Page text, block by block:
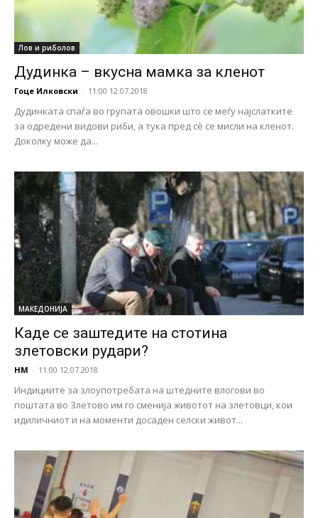
Лов и риболов
Дудинка – вкусна мамка за кленот
Гоце Илковски - 11:00 12.07.2018
Дудинката спаѓа во групата овошки што се меѓу најслатките
за одредени видови риби, а тука пред сѐ се мисли на кленот.
Доколку може да...
МАКЕДОНИЈА
Каде се заштедите на стотина
злетовски рудари?
НМ - 11:00 12.07.2018
Индициите за злоупотребата на штедните влогови во
поштата во Злетово им го сменија животот на злетовци, кои
идиличниот и на моменти досаден селски живот...